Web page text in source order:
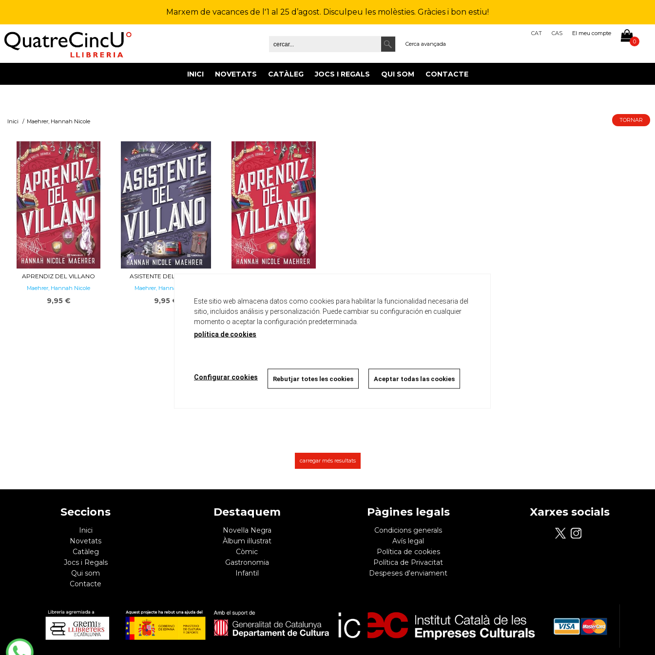
Marxem de vacances de l'1 al 25 d’agost. Disculpeu les molèsties. Gràcies i bon estiu!
CAT CAS
El meu compte
0
INICI NOVETATS CATÀLEG JOCS I REGALS QUI SOM CONTACTE
Cerca avançada
Inici / Maehrer, Hannah Nicole TORNAR
APRENDIZ DEL VILLANO
Maehrer, Hannah Nicole
9,95 €
ASISTENTE DEL VILLANO
Maehrer, Hannah Nicole
9,95 € 19,95 €
carregar més resultats
Seccions
Inici
Novetats
Catàleg
Jocs i Regals
Qui som
Contacte
Destaquem
Novel·la Negra
Àlbum il·lustrat
Còmic
Gastronomia
Infantil
Pàgines legals
Condicions generals
Avís legal
Política de cookies
Política de Privacitat
Despeses d'enviament
Xarxes socials
Este sitio web almacena datos como cookies para habilitar la funcionalidad necesaria del
sitio, incluidos análisis y personalización. Puede cambiar su configuración en cualquier
momento o aceptar la configuración predeterminada.
política de cookies
Configurar cookies Rebutjar totes les cookies Aceptar todas las cookies